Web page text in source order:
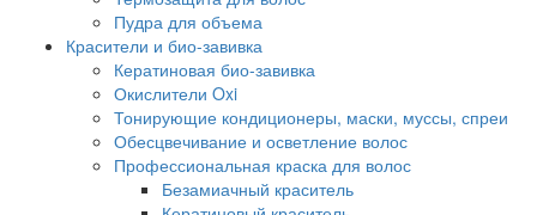
Пудра для объема
Красители и био-завивка
Кератиновая био-завивка
Окислители Oxi
Тонирующие кондиционеры, маски, муссы, спреи
Обесцвечивание и осветление волос
Профессиональная краска для волос
Безамиачный краситель